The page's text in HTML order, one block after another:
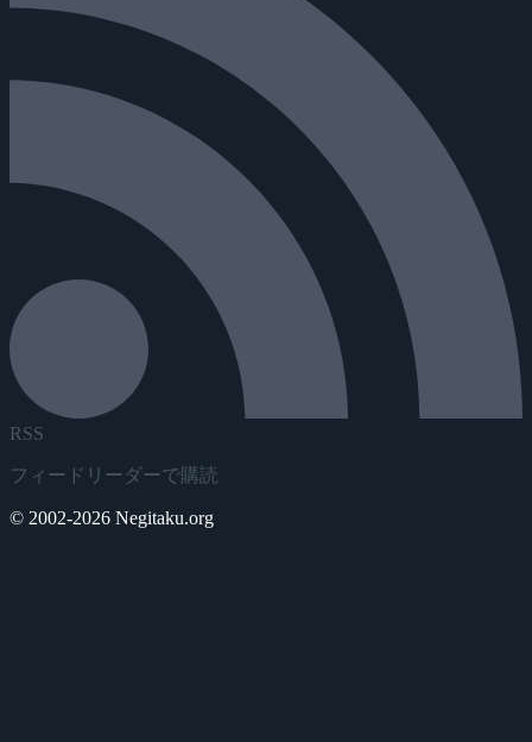
RSS
フィードリーダーで購読
© 2002-2026 Negitaku.org